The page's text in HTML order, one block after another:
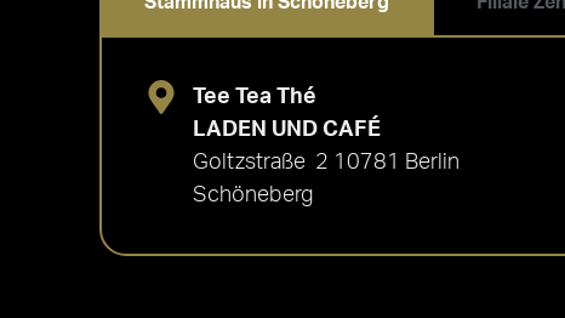
Tee Tea Thé
LADEN UND CAFÉ
Goltzstraße 2 10781 Berlin
Schöneberg